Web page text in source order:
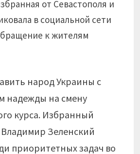
от Севастополя и
в социальной сети
к жителям
народ Украины с
надежды на смену
курса. Избранный
Зеленский
приоритетных задач во